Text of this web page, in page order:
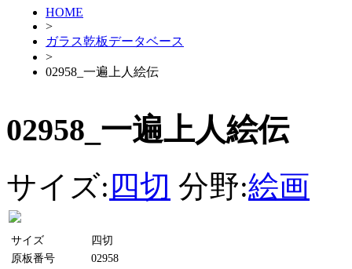
HOME
>
ガラス乾板データベース
>
02958_一遍上人絵伝
02958_一遍上人絵伝
サイズ: 四切 分野:絵画
サイズ
四切
原板番号
02958